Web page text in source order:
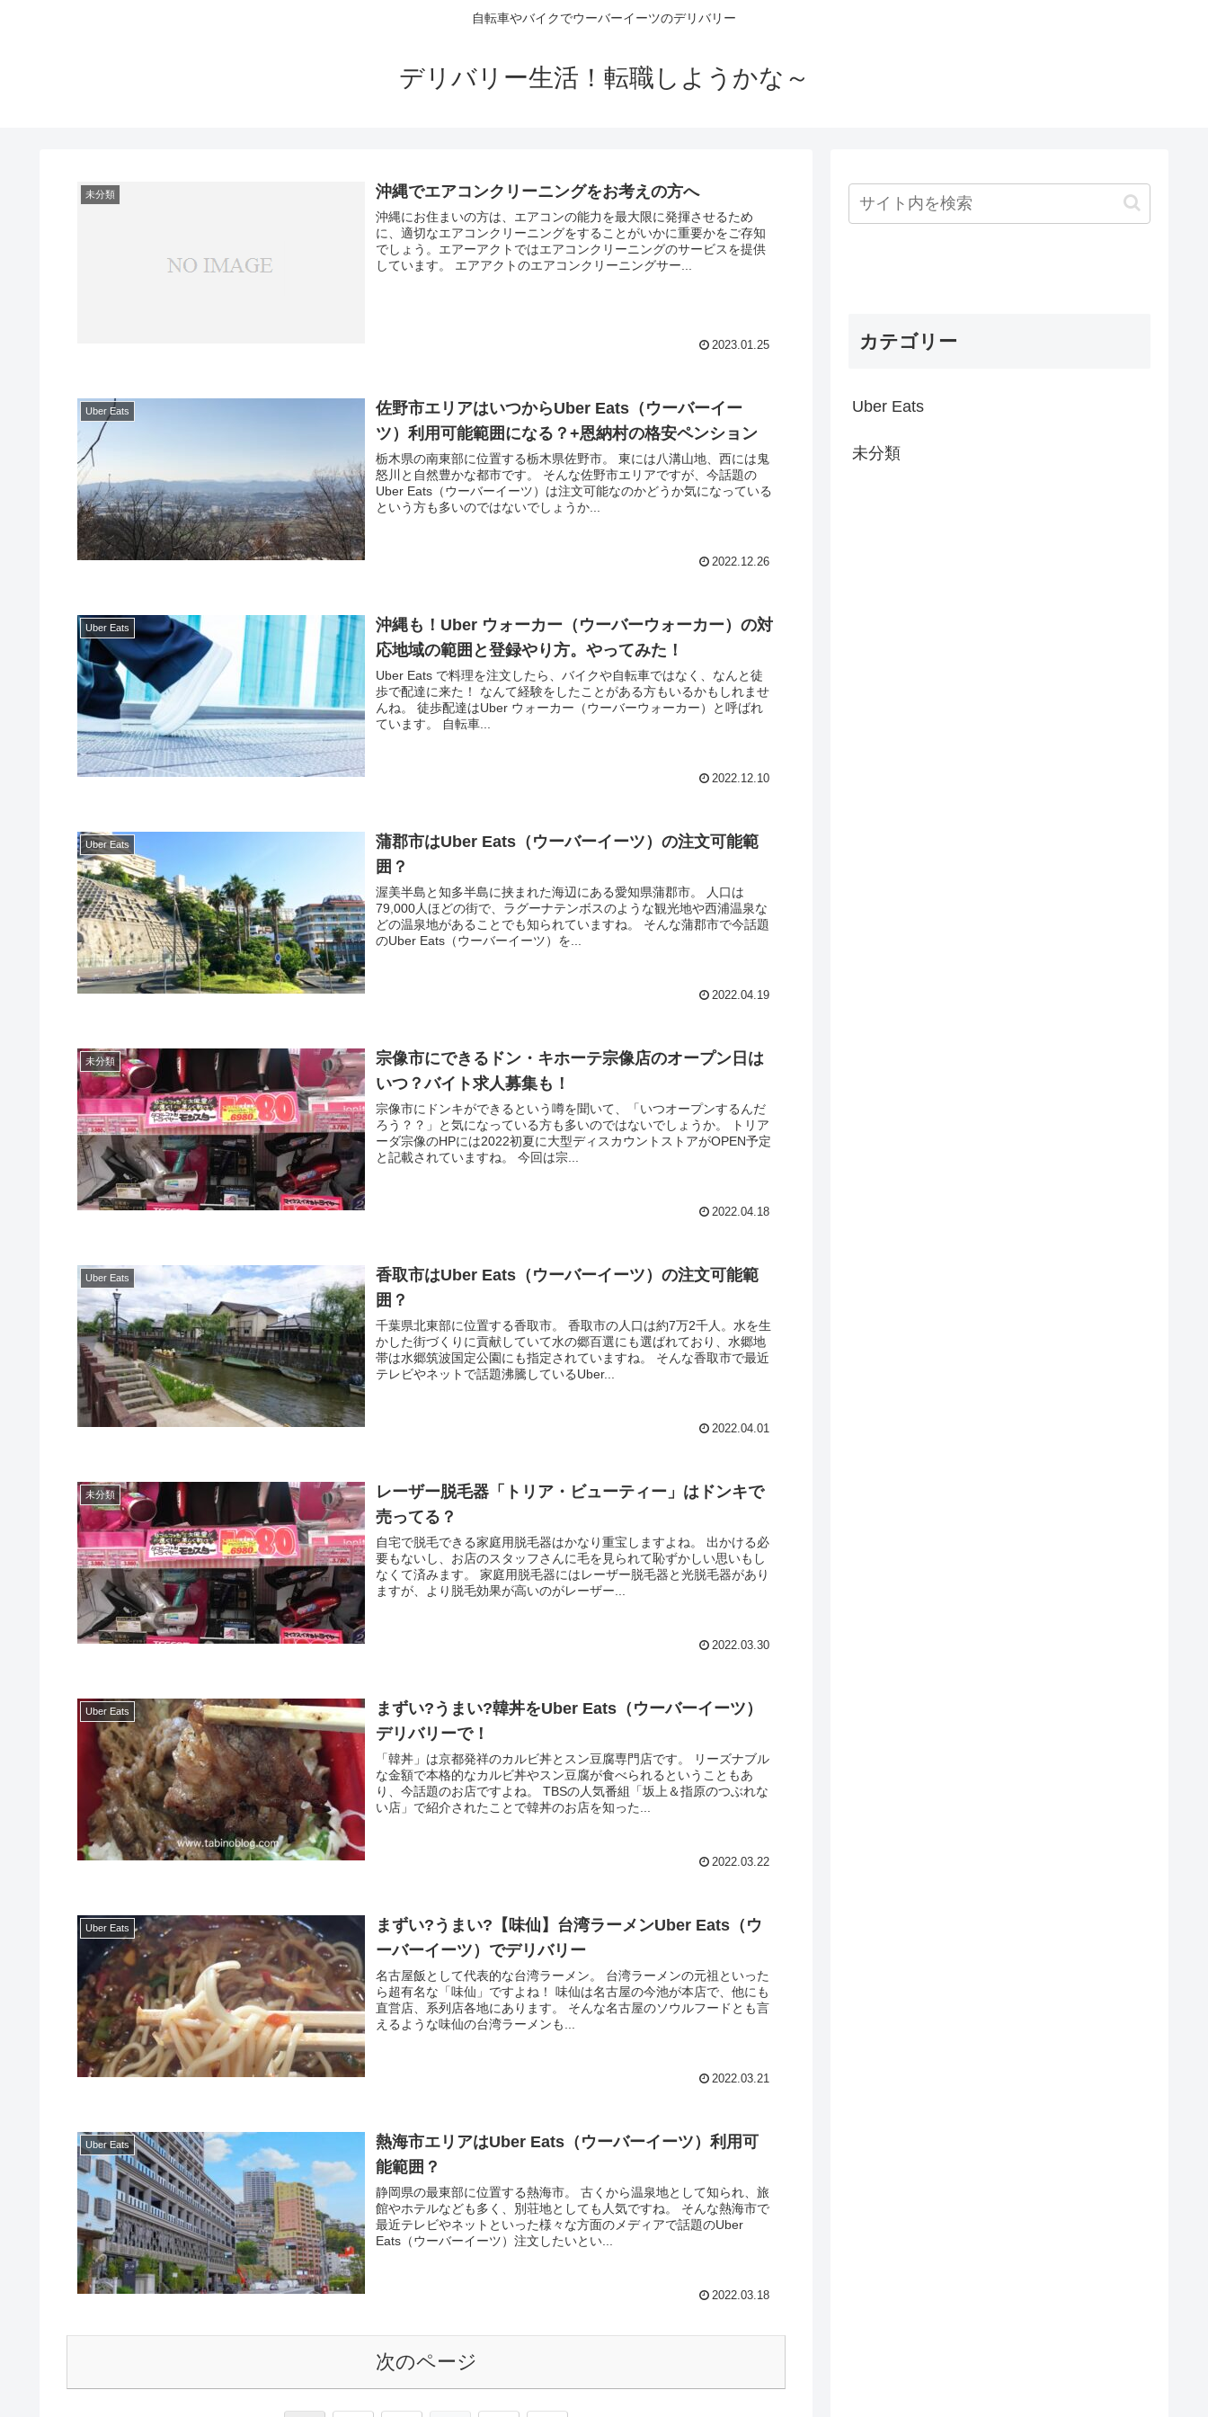
自転車やバイクでウーバーイーツのデリバリー
デリバリー生活！転職しようかな～
未分類 沖縄でエアコンクリーニングをお考えの方へ
沖縄にお住まいの方は、エアコンの能力を最大限に発揮させるため
に、適切なエアコンクリーニングをすることがいかに重要かをご存知
でしょう。エアーアクトではエアコンクリーニングのサービスを提供
しています。 エアアクトのエアコンクリーニングサー...
2023.01.25
Uber Eats
佐野市エリアはいつからUber Eats（ウーバーイー
ツ）利用可能範囲になる？+恩納村の格安ペンション
栃木県の南東部に位置する栃木県佐野市。 東には八溝山地、西には鬼
怒川と自然豊かな都市です。 そんな佐野市エリアですが、今話題の
Uber Eats（ウーバーイーツ）は注文可能なのかどうか気になっている
という方も多いのではないでしょうか...
2022.12.26
Uber Eats
沖縄も！Uber ウォーカー（ウーバーウォーカー）の対
応地域の範囲と登録やり方。やってみた！
Uber Eats で料理を注文したら、バイクや自転車ではなく、なんと徒
歩で配達に来た！ なんて経験をしたことがある方もいるかもしれませ
んね。 徒歩配達はUber ウォーカー（ウーバーウォーカー）と呼ばれ
ています。 自転車...
2022.12.10
Uber Eats
蒲郡市はUber Eats（ウーバーイーツ）の注文可能範
囲？
渥美半島と知多半島に挟まれた海辺にある愛知県蒲郡市。 人口は
79,000人ほどの街で、ラグーナテンボスのような観光地や西浦温泉な
どの温泉地があることでも知られていますね。 そんな蒲郡市で今話題
のUber Eats（ウーバーイーツ）を...
2022.04.19
未分類
宗像市にできるドン・キホーテ宗像店のオープン日は
いつ？バイト求人募集も！
宗像市にドンキができるという噂を聞いて、「いつオープンするんだ
ろう？？」と気になっている方も多いのではないでしょうか。 トリア
ーダ宗像のHPには2022初夏に大型ディスカウントストアがOPEN予定
と記載されていますね。 今回は宗...
2022.04.18
Uber Eats
香取市はUber Eats（ウーバーイーツ）の注文可能範
囲？
千葉県北東部に位置する香取市。 香取市の人口は約7万2千人。水を生
かした街づくりに貢献していて水の郷百選にも選ばれており、水郷地
帯は水郷筑波国定公園にも指定されていますね。 そんな香取市で最近
テレビやネットで話題沸騰しているUber...
2022.04.01
未分類
レーザー脱毛器「トリア・ビューティー」はドンキで
売ってる？
自宅で脱毛できる家庭用脱毛器はかなり重宝しますよね。 出かける必
要もないし、お店のスタッフさんに毛を見られて恥ずかしい思いもし
なくて済みます。 家庭用脱毛器にはレーザー脱毛器と光脱毛器があり
ますが、より脱毛効果が高いのがレーザー...
2022.03.30
Uber Eats
まずい?うまい?韓丼をUber Eats（ウーバーイーツ）
デリバリーで！
「韓丼」は京都発祥のカルビ丼とスン豆腐専門店です。 リーズナブル
な金額で本格的なカルビ丼やスン豆腐が食べられるということもあ
り、今話題のお店ですよね。 TBSの人気番組「坂上＆指原のつぶれな
い店」で紹介されたことで韓丼のお店を知った...
2022.03.22
Uber Eats
まずい?うまい?【味仙】台湾ラーメンUber Eats（ウ
ーバーイーツ）でデリバリー
名古屋飯として代表的な台湾ラーメン。 台湾ラーメンの元祖といった
ら超有名な「味仙」ですよね！ 味仙は名古屋の今池が本店で、他にも
直営店、系列店各地にあります。 そんな名古屋のソウルフードとも言
えるような味仙の台湾ラーメンも...
2022.03.21
Uber Eats
熱海市エリアはUber Eats（ウーバーイーツ）利用可
能範囲？
静岡県の最東部に位置する熱海市。 古くから温泉地として知られ、旅
館やホテルなども多く、別荘地としても人気ですね。 そんな熱海市で
最近テレビやネットといった様々な方面のメディアで話題のUber
Eats（ウーバーイーツ）注文したいとい...
2022.03.18
次のページ
カテゴリー
Uber Eats
未分類